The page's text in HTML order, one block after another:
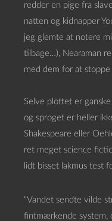
redder en pige fra
natten og kidnapper
jeg glemte at notere
tilbage…), Nearaman
med dem for at
Selve plottet er
og sproget er heller
Shakespeare eller
ret meget science
lidt bisset lakmus test
“Vandet sendte vilde
fintmærkende system,